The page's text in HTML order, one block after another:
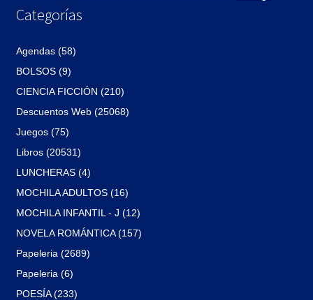
Categorías
Agendas (58)
BOLSOS (9)
CIENCIA FICCIÓN (210)
Descuentos Web (25068)
Juegos (75)
Libros (20531)
LUNCHERAS (4)
MOCHILA ADULTOS (16)
MOCHILA INFANTIL - J (12)
NOVELA ROMÁNTICA (157)
Papeleria (2689)
Papeleria (6)
POESÍA (233)